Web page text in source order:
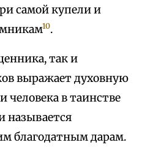
самой купели и
10.
так и
выражает духовную
человека в таинстве
называется
благодатным дарам.